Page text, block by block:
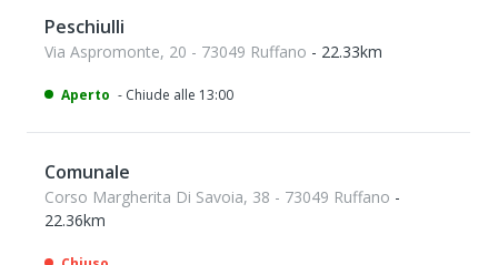
Peschiulli
Via Aspromonte, 20 - 73049 Ruffano - 22.33km
Aperto - Chiude alle 13:00
Comunale
Corso Margherita Di Savoia, 38 - 73049 Ruffano -
22.36km